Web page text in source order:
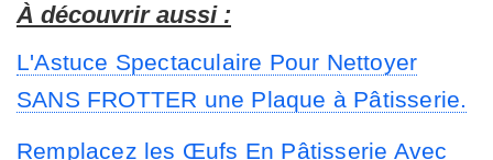
À découvrir aussi :
L'Astuce Spectaculaire Pour Nettoyer
SANS FROTTER une Plaque à Pâtisserie.
Remplacez les Œufs En Pâtisserie Avec